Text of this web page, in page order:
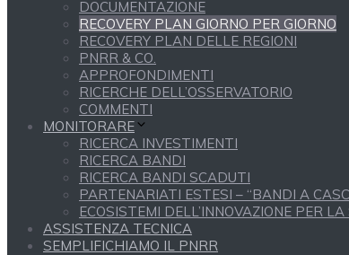
DOCUMENTAZIONE
RECOVERY PLAN GIORNO PER GIORNO
RECOVERY PLAN DELLE REGIONI
PNRR & CO.
APPROFONDIMENTI
RICERCHE DELL’OSSERVATORIO
COMMENTI
MONITORARE
RICERCA INVESTIMENTI
RICERCA BANDI
RICERCA BANDI SCADUTI
PARTENARIATI ESTESI – “BANDI A
ECOSISTEMI DELL’INNOVAZIONE PER
ASSISTENZA TECNICA
SEMPLIFICHIAMO IL PNRR